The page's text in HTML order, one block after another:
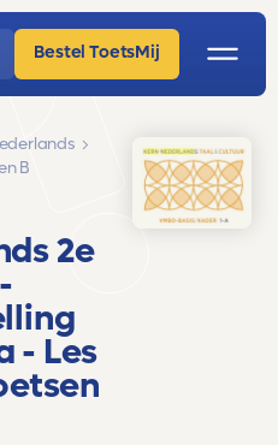
Bestel ToetsMij
B
2e
-
- Les